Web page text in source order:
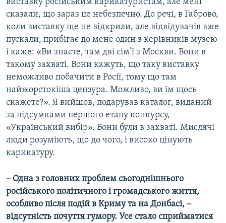
виставку російським карикатуристам, але мені
сказали, що зараз це небезпечно. До речі, в Габрово,
коли виставку ще не відкрили, але відвідувачів вже
пускали, прибігає до мене один з керівників музею
і каже: «Ви знаєте, там дві сім’ї з Москви. Вони в
такому захваті. Вони кажуть, що таку виставку
неможливо побачити в Росії, тому що там
найжорстокіша цензура. Можливо, ви їм щось
скажете?». Я вийшов, подарував каталог, виданий
за підсумками першого етапу конкурсу,
«Український вибір». Вони були в захваті. Мислячі
люди розуміють, що до чого, і високо цінують
карикатуру.
– Одна з головних проблем сьогоднішнього
російського політичного і громадського життя,
особливо після подій в Криму та на Донбасі, –
відсутність почуття гумору. Усе стало сприйматися